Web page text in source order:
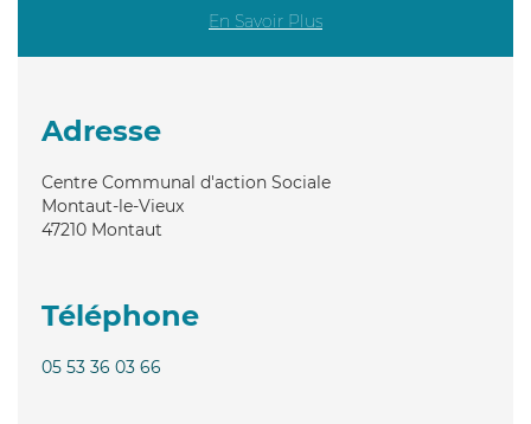
En Savoir Plus
Adresse
Centre Communal d'action Sociale
Montaut-le-Vieux
47210 Montaut
Téléphone
05 53 36 03 66